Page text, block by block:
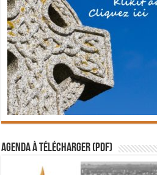
Agenda à télécharger (PDF)